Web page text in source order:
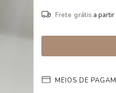
Frete grátis a partir
MEIOS DE